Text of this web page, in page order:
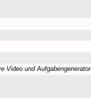
Video und Aufgabengenerator